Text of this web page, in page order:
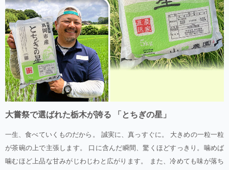
大嘗祭で選ばれた栃木が誇る 「とちぎの星」
一生、食べていくものだから。 誠実に、真っすぐに。 大きめの一粒一粒
が茶碗の上で主張します。 口に含んだ瞬間、驚くほどすっきり。噛めば
噛むほど上品な甘みがじわじわと広がります。 また、冷めても味が落ち